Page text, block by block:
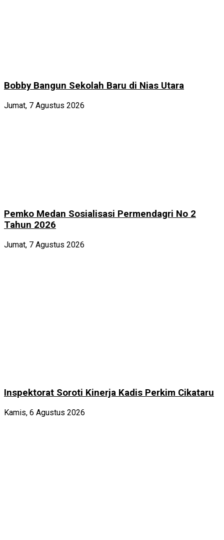
Bobby Bangun Sekolah Baru di Nias Utara
Jumat, 7 Agustus 2026
Pemko Medan Sosialisasi Permendagri No 2
Tahun 2026
Jumat, 7 Agustus 2026
Inspektorat Soroti Kinerja Kadis Perkim Cikataru
Kamis, 6 Agustus 2026